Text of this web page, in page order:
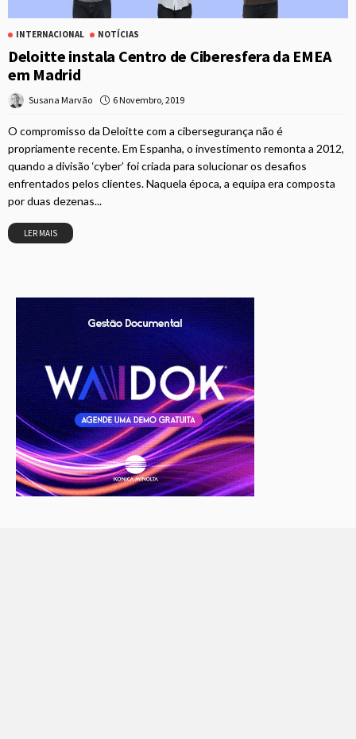
INTERNACIONAL NOTÍCIAS
Deloitte instala Centro de Ciberesfera da EMEA
em Madrid
Susana Marvão 6 Novembro, 2019
O compromisso da Deloitte com a cibersegurança não é
propriamente recente. Em Espanha, o investimento remonta a 2012,
quando a divisão ‘cyber’ ​​foi criada para solucionar os desafios
enfrentados pelos clientes. Naquela época, a equipa era composta
por duas dezenas...
LER MAIS